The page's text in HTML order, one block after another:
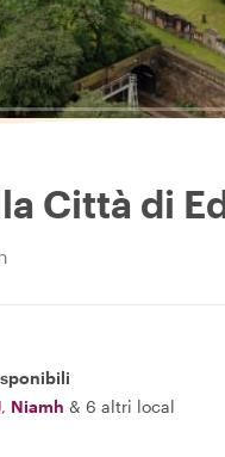
Città di
, Niamh & 6 altri local